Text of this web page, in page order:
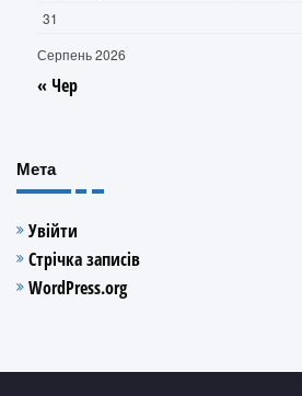
Серпень 2026
31
« Чер
Мета
Увійти
Стрічка записів
WordPress.org